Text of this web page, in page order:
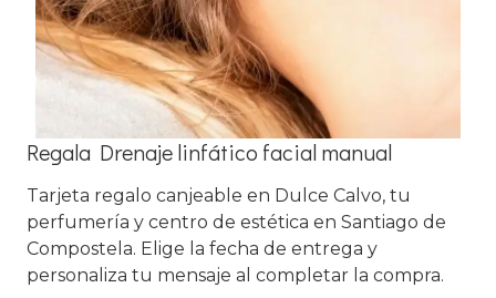
Regala Drenaje linfático facial manual
Tarjeta regalo canjeable en Dulce Calvo, tu
perfumería y centro de estética en Santiago de
Compostela. Elige la fecha de entrega y
personaliza tu mensaje al completar la compra.